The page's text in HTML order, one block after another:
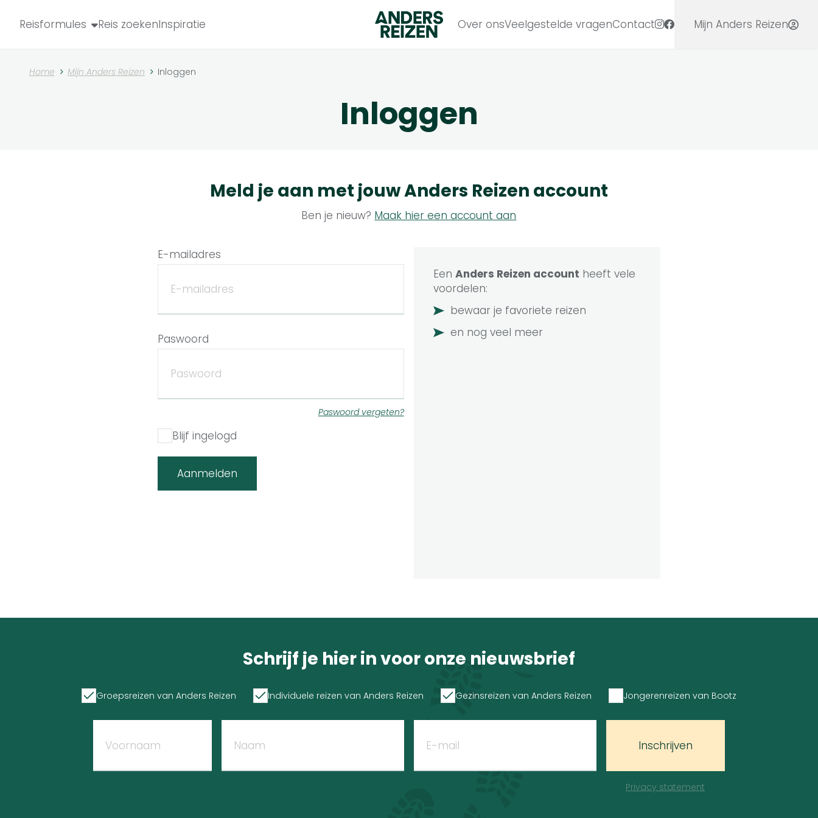
Reisformules Reis zoekenInspiratie Anders Reizen Over onsVeelgestelde vragenContact Mijn Anders Reizen
Home Mijn Anders Reizen Inloggen
Inloggen
Meld je aan met jouwAnders Reizen account
Ben je nieuw? Maak hier een account aan
E-mailadres
Paswoord
Paswoord vergeten?
Blijf ingelogd
Aanmelden
Een Anders Reizen account heeft vele
voordelen:
bewaar je favoriete reizen
en nog veel meer
Schrijf je hier in voor onze nieuwsbrief
Groepsreizen van Anders Reizen Individuele reizen van Anders Reizen Gezinsreizen van Anders Reizen Jongerenreizen van Bootz
Inschrijven
Privacy statement